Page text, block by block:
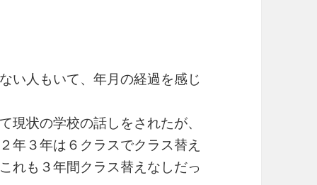
い人もいて、年月の経過を感じ
現状の学校の話しをされたが、
年３年は６クラスでクラス替え
れも３年間クラス替えなしだっ